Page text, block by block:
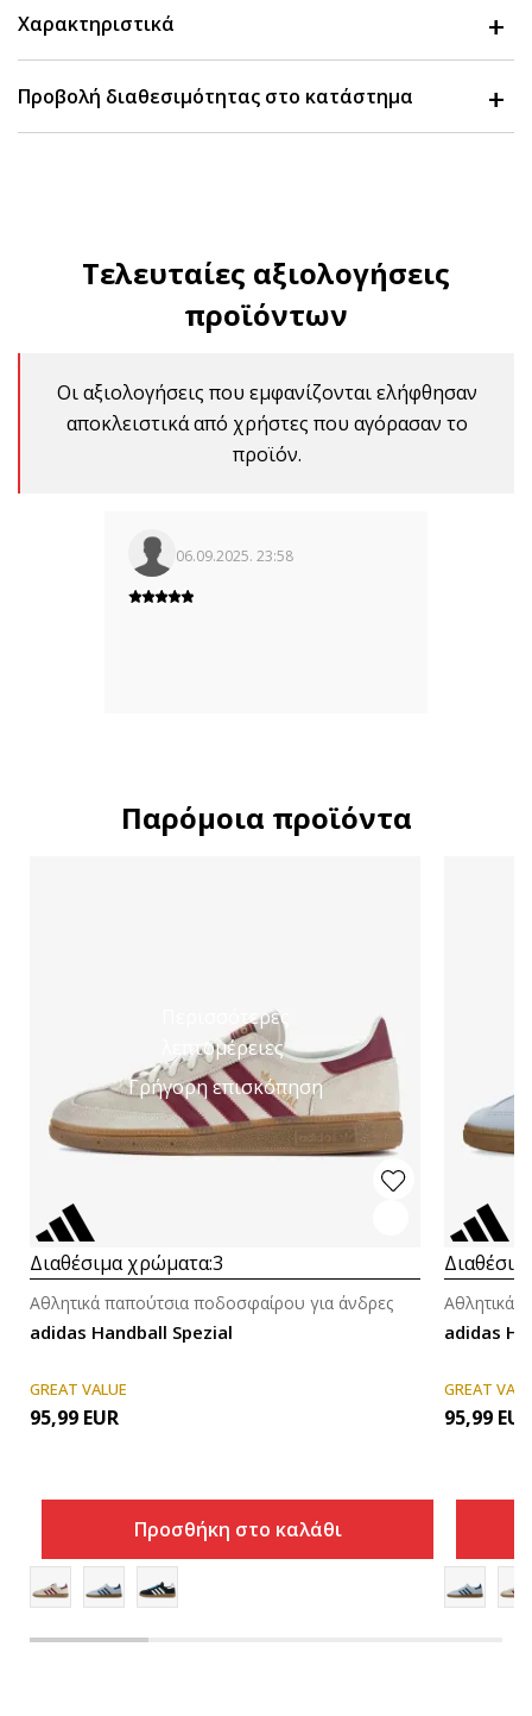
Χαρακτηριστικά
Προβολή διαθεσιμότητας στο κατάστημα
Τελευταίες αξιολογήσεις
προϊόντων
Οι αξιολογήσεις που εμφανίζονται ελήφθησαν
αποκλειστικά από χρήστες που αγόρασαν το
προϊόν.
06.09.2025. 23:58
Παρόμοια προϊόντα
Περισσότερες
λεπτομέρειες
Γρήγορη επισκόπηση
Διαθέσιμα χρώματα:3
adidas Handball Spezial
Αθλητικά παπούτσια ποδοσφαίρου για άνδρες
GREAT VALUE
95,99 EUR
Προσθήκη στο καλάθι
adidas
Αθλητικά
GREAT
95,99 EUR